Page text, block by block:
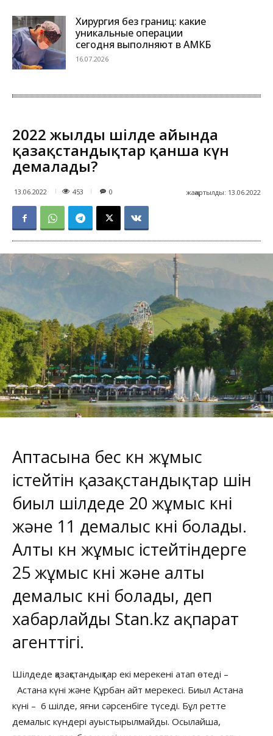
Хирургия без границ: какие
уникальные операции
сегодня выполняют в АМКБ
16.07.2026